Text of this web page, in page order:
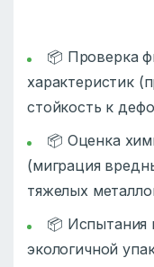
📦 Проверка
характеристик
стойкость к
📦 Оценка
(миграция
тяжелых
📦 Испытания
экологичной